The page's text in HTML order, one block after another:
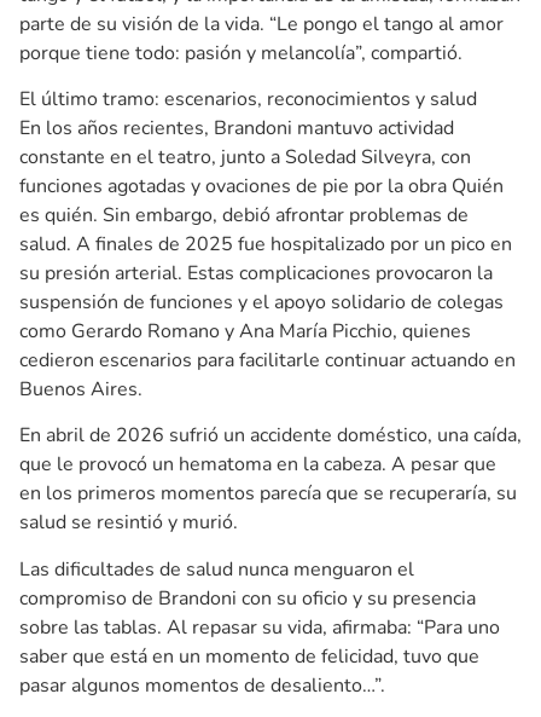
parte de su visión de la vida. “Le pongo el tango al amor
porque tiene todo: pasión y melancolía”, compartió.
El último tramo: escenarios, reconocimientos y salud
En los años recientes, Brandoni mantuvo actividad
constante en el teatro, junto a Soledad Silveyra, con
funciones agotadas y ovaciones de pie por la obra Quién
es quién. Sin embargo, debió afrontar problemas de
salud. A finales de 2025 fue hospitalizado por un pico en
su presión arterial. Estas complicaciones provocaron la
suspensión de funciones y el apoyo solidario de colegas
como Gerardo Romano y Ana María Picchio, quienes
cedieron escenarios para facilitarle continuar actuando en
Buenos Aires.
En abril de 2026 sufrió un accidente doméstico, una caída,
que le provocó un hematoma en la cabeza. A pesar que
en los primeros momentos parecía que se recuperaría, su
salud se resintió y murió.
Las dificultades de salud nunca menguaron el
compromiso de Brandoni con su oficio y su presencia
sobre las tablas. Al repasar su vida, afirmaba: “Para uno
saber que está en un momento de felicidad, tuvo que
pasar algunos momentos de desaliento…”.